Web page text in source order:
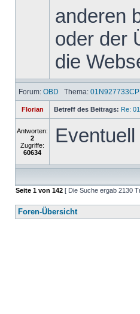
anderen
oder der
die
Forum: OBD Thema:
Florian Betreff des Beitrags: Re:
Antworten:
2
Zugriffe:
60634
Seite 1 von 142 [ Die Suche ergab 2130
Foren-Übersicht